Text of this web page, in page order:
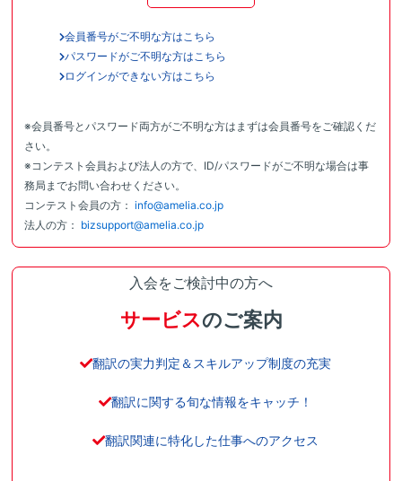
会員番号がご不明な方はこちら
パスワードがご不明な方はこちら
ログインができない方はこちら
※会員番号とパスワード両方がご不明な方はまずは会員番号をご確認くだ
さい。
※コンテスト会員および法人の方で、ID/パスワードがご不明な場合は事
務局までお問い合わせください。
コンテスト会員の方： info@amelia.co.jp
法人の方： bizsupport@amelia.co.jp
入会をご検討中の方へ
サービスのご案内
翻訳の実力判定＆スキルアップ制度の充実
翻訳に関する旬な情報をキャッチ！
翻訳関連に特化した仕事へのアクセス